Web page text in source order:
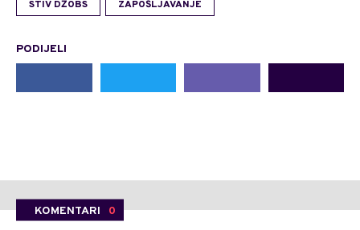
STIV DŽOBS ZAPOŠLJAVANJE
PODIJELI
KOMENTARI 0